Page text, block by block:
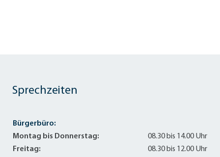
Sprechzeiten
Bürgerbüro:
Montag bis Donnerstag:
08.30 bis 14.00 Uhr
Freitag:
08.30 bis 12.00 Uhr